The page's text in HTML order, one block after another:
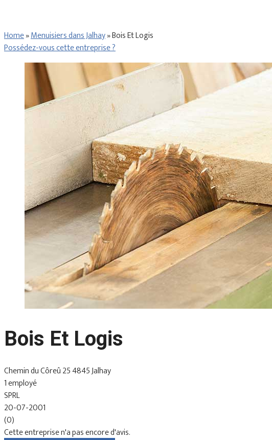
Home»Menuisiers dans Jalhay»Bois Et Logis
Possédez-vous cette entreprise ?
Bois Et Logis
Chemin du Côreû 25 4845 Jalhay
1 employé
SPRL
20-07-2001
(0)
Cette entreprise n'a pas encore d'avis.